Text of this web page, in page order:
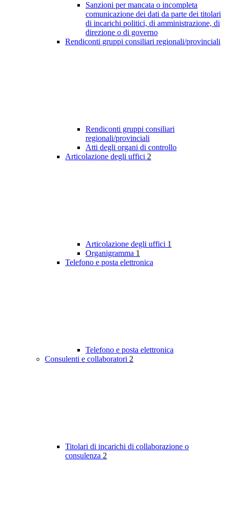
Sanzioni per mancata o incompleta
comunicazione dei dati da parte dei titolari
di incarichi politici, di amministrazione, di
direzione o di governo
Rendiconti gruppi consiliari regionali/provinciali
Rendiconti gruppi consiliari
regionali/provinciali
Atti degli organi di controllo
Articolazione degli uffici 2
Articolazione degli uffici 1
Organigramma 1
Telefono e posta elettronica
Telefono e posta elettronica
Consulenti e collaboratori 2
Titolari di incarichi di collaborazione o
consulenza 2